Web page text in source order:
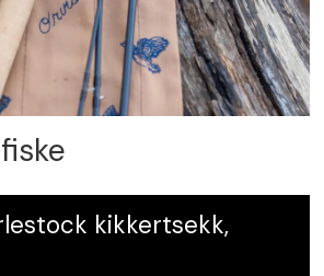
kikkertsekk,